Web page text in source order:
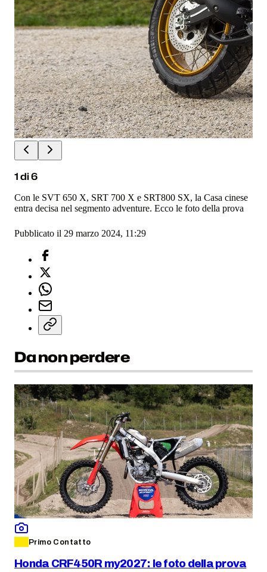
1di6
Con le SVT 650 X, SRT 700 X e SRT800 SX, la Casa cinese
entra decisa nel segmento adventure. Ecco le foto della prova
Pubblicato il 29 marzo 2024, 11:29
Da non perdere
Primo Contatto
Honda CRF450R my2027: le foto della prova